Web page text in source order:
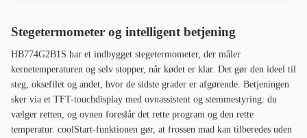
Stegetermometer og intelligent betjening
HB774G2B1S har et indbygget stegetermometer, der måler
kernetemperaturen og selv stopper, når kødet er klar. Det gør den ideel til
steg, oksefilet og andet, hvor de sidste grader er afgørende. Betjeningen
sker via et TFT-touchdisplay med ovnassistent og stemmestyring: du
vælger retten, og ovnen foreslår det rette program og den rette
temperatur. coolStart-funktionen gør, at frossen mad kan tilberedes uden